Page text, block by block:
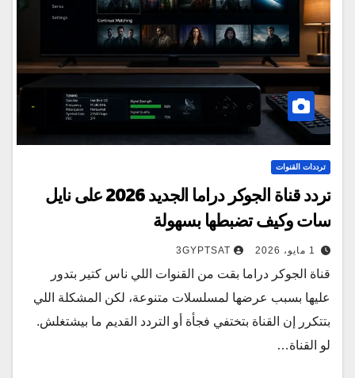
ترددات القنوات
تردد قناة الجوكر دراما الجديد 2026 على نايل
سات وكيف تضبطها بسهولة
1 مايو، 2026 3GYPTSAT
قناة الجوكر دراما بقت من القنوات اللي ناس كتير بتدور
عليها بسبب عرضها لمسلسلات متنوعة، لكن المشكلة اللي
بتتكرر إن القناة بتختفي فجأة أو التردد القديم ما بيشتغلش.
لو القناة…